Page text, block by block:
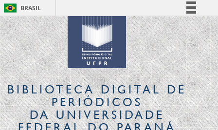
BRASIL
Simplifique!
Comunica BR
Participe
Acesso à informação
Legislação
Canais
BIBLIOTECA DIGITALDE
PERIÓDICOS
DA UNIVERSIDADE